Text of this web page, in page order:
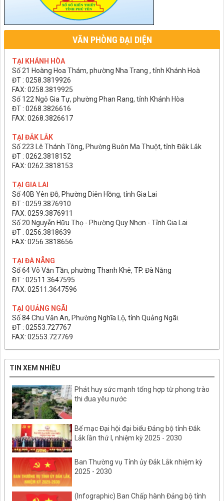
VĂN PHÒNG ĐẠI DIỆN
TẠI KHÁNH HÒA
Số 21 Hoàng Hoa Thám, phường Nha Trang , tỉnh Khánh Hoà
ĐT : 0258.3819926
FAX: 0258.3819925
Số 122 Ngô Gia Tự, phường Phan Rang, tỉnh Khánh Hòa
ĐT : 0268.3826616
FAX: 0268.3826617
TẠI ĐẮK LẮK
Số 223 Lê Thánh Tông, Phường Buôn Ma Thuột, tỉnh Đắk Lắk
ĐT : 0262.3818152
FAX: 0262.3818153
TẠI GIA LAI
Số 40B Yên Đỗ, Phường Diên Hồng, tỉnh Gia Lai
ĐT : 0259.3876910
FAX: 0259.3876911
Số 20 Nguyễn Hữu Thọ - Phường Quy Nhơn - Tỉnh Gia Lai
ĐT : 0256.3818639
FAX: 0256.3818656
TẠI ĐÀ NẴNG
Số 64 Võ Văn Tần, phường Thanh Khê, TP. Đà Nẵng
ĐT : 02511.3647595
FAX: 02511.3647596
TẠI QUẢNG NGÃI
Số 84 Chu Văn An, Phường Nghĩa Lộ, tỉnh Quảng Ngãi.
ĐT : 02553.727767
FAX: 02553.727769
TIN XEM NHIỀU
Phát huy sức mạnh tổng hợp từ phong trào
thi đua yêu nước
Bế mạc Đại hội đại biểu Đảng bộ tỉnh Đắk
Lắk lần thứ I, nhiệm kỳ 2025 - 2030
Ban Thường vụ Tỉnh ủy Đắk Lắk nhiệm kỳ
2025 - 2030
(Infographic) Ban Chấp hành Đảng bộ tỉnh